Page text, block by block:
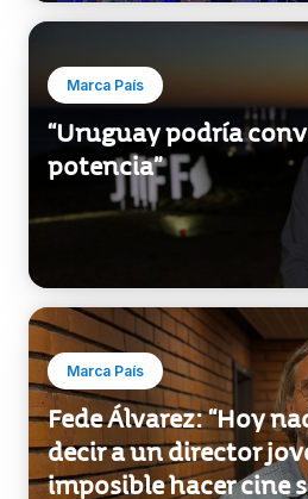
Uruguay Media
el ecosistema digital
del país
“Uruguay podría
potencia”